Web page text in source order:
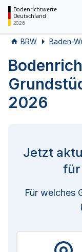
Bodenrichtwerte
Deutschland
2026
BRW Baden-
2026
Jetzt
für
Für welches